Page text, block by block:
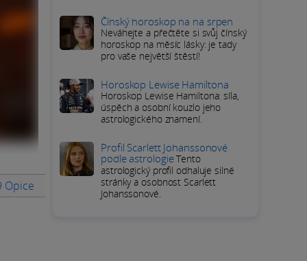
Opice Rodinný život v roce 2029 Opice Rovnováha a
Čínský horoskop na na srpen
Neváhejte a přečtěte si svůj čínský
horoskop na měsíc lásky: je tady
pro vaše největší štěstí!
Horoskop Lewise Hamiltona
Horoskop Lewise Hamiltona: síla,
úspěch a osobní kouzlo jeho
astrologického znamení.
Profil Scarlett Johanssonové
podle astrologieTento
astrologický profil odhaluje silné
stránky a osobnost Scarlett
Johanssonové.